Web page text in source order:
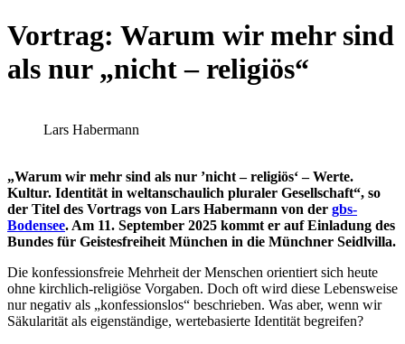
Vortrag: Warum wir mehr sind
als nur „nicht – religiös“
Lars Habermann
„Warum wir mehr sind als nur ’nicht – religiös‘ – Werte.
Kultur. Identität in weltanschaulich pluraler Gesellschaft“, so
der Titel des Vortrags von Lars Habermann von der gbs-
Bodensee. Am 11. September 2025 kommt er auf Einladung des
Bundes für Geistesfreiheit München in die Münchner Seidlvilla.
Die konfessionsfreie Mehrheit der Menschen orientiert sich heute
ohne kirchlich-religiöse Vorgaben. Doch oft wird diese Lebensweise
nur negativ als „konfessionslos“ beschrieben. Was aber, wenn wir
Säkularität als eigenständige, wertebasierte Identität begreifen?